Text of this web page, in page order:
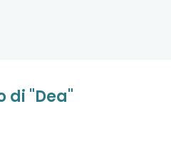
di "Dea"